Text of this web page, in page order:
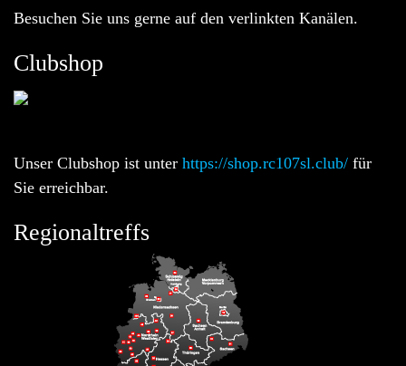
Besuchen Sie uns gerne auf den verlinkten Kanälen.
Clubshop
Unser Clubshop ist unter https://shop.rc107sl.club/ für
Sie erreichbar.
Regionaltreffs